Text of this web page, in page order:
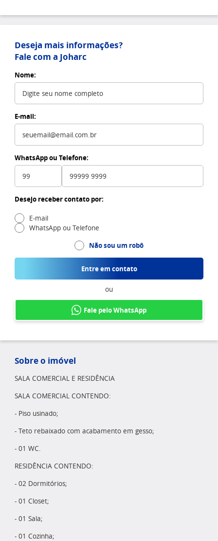
Deseja mais informações?
Fale com a Joharc
Nome:
E-mail:
WhatsApp ou Telefone:
Desejo receber contato por:
E-mail
WhatsApp ou Telefone
Não sou um robô
Entre em contato
ou
Fale pelo WhatsApp
Sobre o imóvel
SALA COMERCIAL E RESIDÊNCIA
SALA COMERCIAL CONTENDO:
- Piso usinado;
- Teto rebaixado com acabamento em gesso;
- 01 WC.
RESIDÊNCIA CONTENDO:
- 02 Dormitórios;
- 01 Closet;
- 01 Sala;
- 01 Cozinha;